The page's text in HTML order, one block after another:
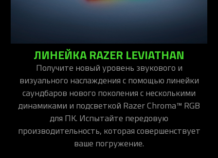
ЛИНЕЙКА RAZER LEVIATHAN
Получите новый уровень звукового и
визуального наслаждения с помощью линейки
саундбаров нового поколения с несколькими
динамиками и подсветкой Razer Chroma™ RGB
для ПК. Испытайте передовую
производительность, которая совершенствует
ваше погружение.